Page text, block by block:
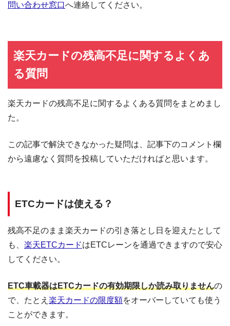
問い合わせ窓口へ連絡してください。
楽天カードの残高不足に関するよくあ
る質問
楽天カードの残高不足に関するよくある質問をまとめまし
た。
この記事で解決できなかった疑問は、記事下のコメント欄
から遠慮なく質問を投稿していただければと思います。
ETCカードは使える？
残高不足のまま楽天カードの引き落とし日を迎えたとして
も、 楽天ETCカードはETCレーンを通過できますので安心
してください。
ETC車載器はETCカードの有効期限しか読み取りませんの
で、たとえ 楽天カードの限度額をオーバーしていても使う
ことができます。